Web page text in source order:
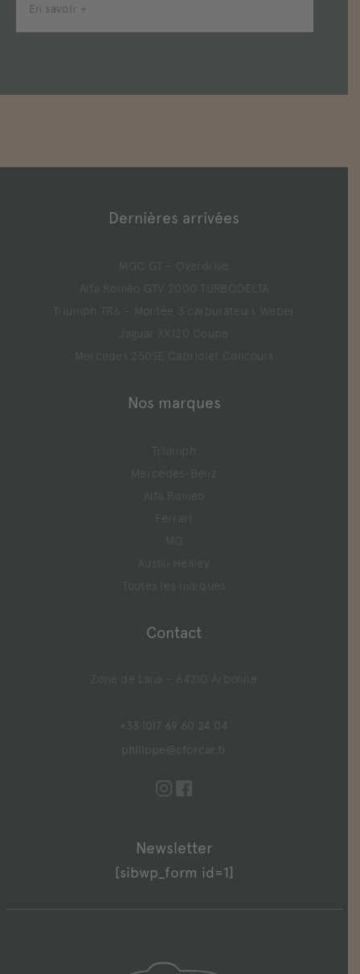
En savoir +
Dernières arrivées
MGC GT – Overdrive
Alfa Roméo GTV 2000 TURBODELTA
Triumph TR6 – Montée 3 carburateurs Weber
Jaguar XK120 Coupé
Mercedes 250SE Cabriolet Concours
Nos marques
Triumph
Mercedes-Benz
Alfa Romeo
Ferrari
MG
Austin Healey
Toutes les marques
Contact
Zone de Lana – 64210 Arbonne
+33 (0)7 69 60 24 04
philippe@cforcar.fr
Newsletter
[sibwp_form id=1]